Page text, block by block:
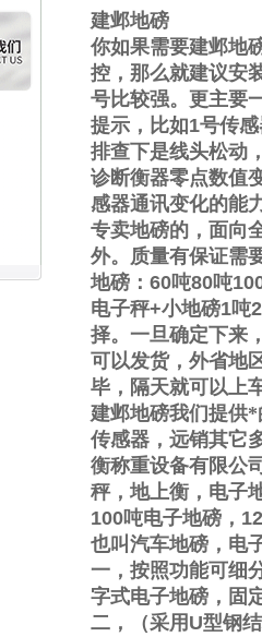
建邺地磅
你如果需要建邺地
控，那么就建议安
号比较强。更主要
提示，比如1号传
排查下是线头松动
诊断衡器零点数值
感器通讯变化的能
专卖地磅的，面向
外。质量有保证需
地磅： 60吨80吨
电子秤+小地磅1吨2
择。一旦确定下来
可以发货，外省地
毕，隔天就可以上
建邺地磅我们提供
传感器，远销其它
衡称重设备有限公
秤，地上衡，电子
100吨电子地磅，
也叫汽车地磅，电
一，按照功能可细
字式电子地磅，固
二，（采用 U型钢